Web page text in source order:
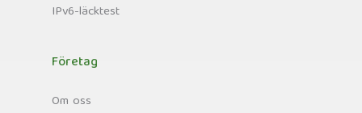
IPv6-läcktest
Företag
Om oss